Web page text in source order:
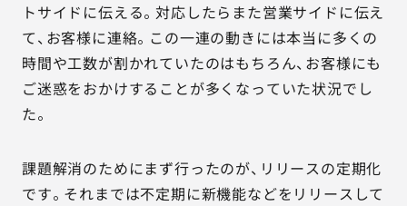
トサイドに伝える。対応したらまた営業サイドに伝え
て、お客様に連絡。この一連の動きには本当に多くの
時間や工数が割かれていたのはもちろん、お客様にも
ご迷惑をおかけすることが多くなっていた状況でし
た。
課題解消のためにまず行ったのが、リリースの定期化
です。それまでは不定期に新機能などをリリースして